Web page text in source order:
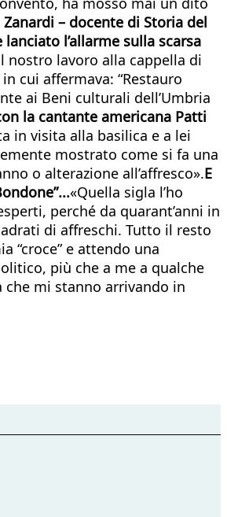
– docente di Storia del
l’allarme sulla scarsa
nostro lavoro alla cappella di
cui affermava: “Restauro
ai Beni culturali dell’Umbria
la cantante americana Patti
in visita alla basilica e a lei
mostrato come si fa una
o alterazione all’affresco».E
«Quella sigla l’ho
perché da quarant’anni in
di affreschi. Tutto il resto
“croce” e attendo una
più che a me a qualche
mi stanno arrivando in